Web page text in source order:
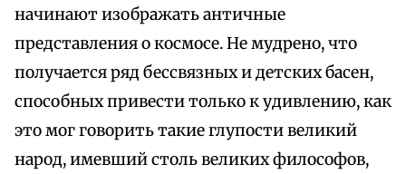
начинают изображать античные
представления о космосе. Не мудрено, что
получается ряд бессвязных и детских басен,
способных привести только к удивлению, как
это мог говорить такие глупости великий
народ, имевший столь великих философов,